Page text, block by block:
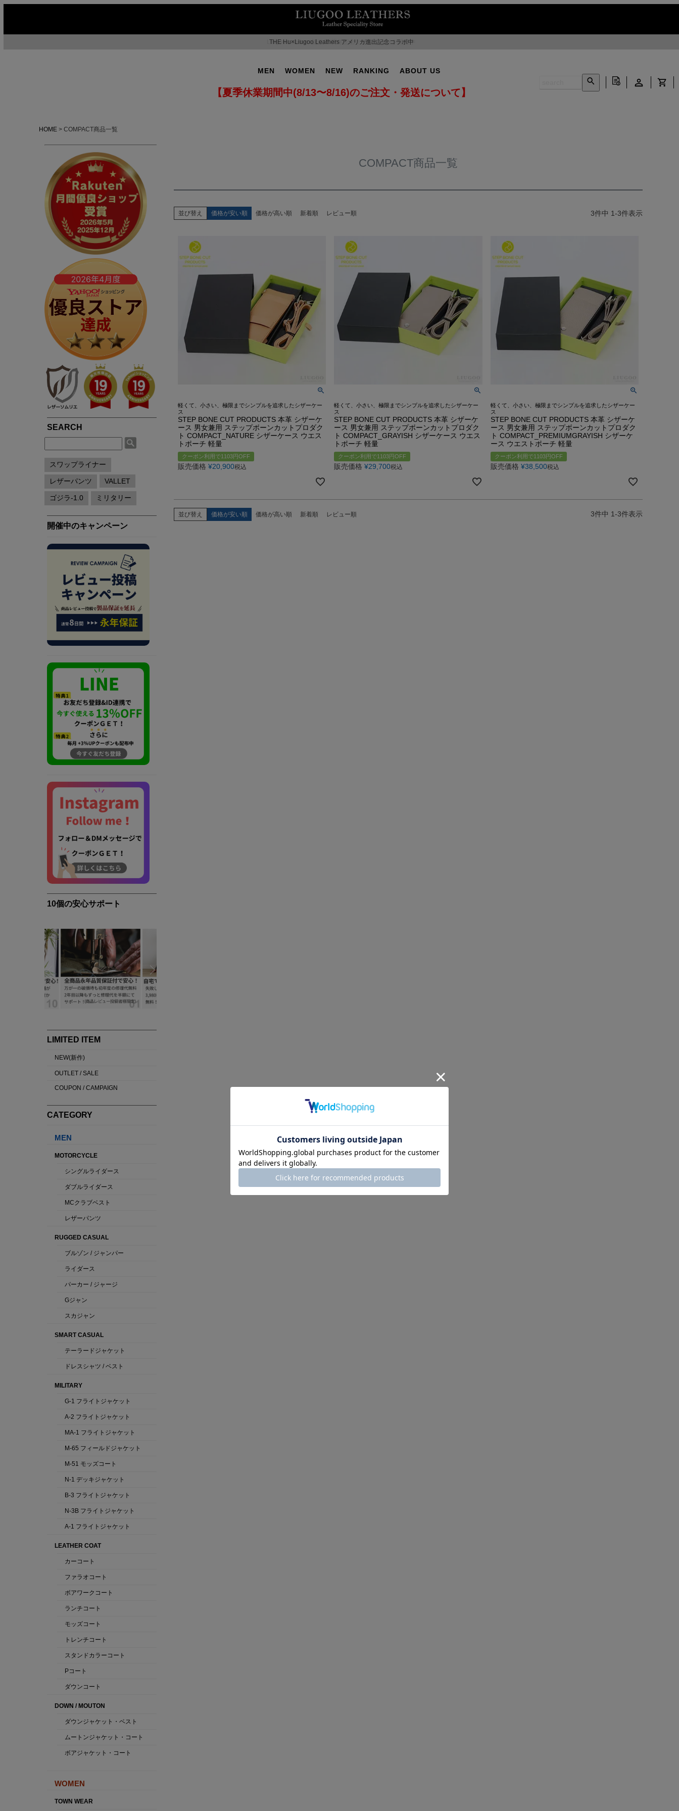
THE Hu×Liugoo Leathers アメリカ進出記念コラボ中
MEN
今季イチオシ
MOTORCYCLE ▶
春夏専用ライダース
シングルライダース
ダブルライダース
MCクラブベスト
レザーパンツ
LEATHER GOODS ▶
レザーインテリア
レザーエプロン
レザーベルト
HOT No.1
RUGGED CASUAL ▶
パーカー / ジャージ
スカジャン
SMART CASUAL ▶
テーラードジャケット
ドレスシャツ / ベスト
HOT No.2
M-65 フィールドジャケット
M-51 モッズコート
N-1 デッキジャケット
B-3 フライトジャケット
N-3B フライトジャケット
A-1 フライトジャケット
ファラオコート
ランチコート
トレンチコート
スタンドカラーコート
RSSサカキハラ公認-ロックンロールライダー-
LIUGOO LEATHERS×56TATTOO STUDIO
LIUGOO tokyo×オトコフクDX
ドラマ-24JAPAN 主演衣装採用モデル
ANA WINGSパイロット訓練生ユニフォーム
LIUGOO LEATHERS×THE Hu米国進出記念
配布中のクーポン▶
レビュー投稿キャンペーン▶
5つの安心サービス
WOMEN
TOWN WEAR ▶
ライダース
ブルゾン
レザーコート
MOTORCYCLE ▶
シングルライダース クッションカバー
ティッシュカバー
ムートンラグ
バッグ・ポーチ
ウォレット
ANA WINGSパイロット訓練生ユニフォーム
LIUGOO LEATHERS×THE Hu米国進出記念
LEATHER CARE ▶
OUTLET・SALE ▶
配布中のクーポン▶
レビュー投稿キャンペーン▶
NEW RANKING ABOUT US
ABOUT US ▶
LIUGOOとは?
LIUGOOのミッション・ビジョン
皮革衣料にこだわる理由
高品質・低価格を実現できている理由
品質・安全管理体制の構築
サスティナビリティ
途上国生産を通じての社会貢献
著名人や大企業も認める品質の高さ
楽天ショップレビュー4.83点の高評価
SERVICE ▶
永年品質保証制度
永年品質保証制度の申請
3,980円以上で送料無料
返品送料も無料！自宅で試着
平日14時まで当日出荷
カスタマイズできるお店のご案内
サイズ選びサポート
再入荷案内/受注生産
24時間365日-AIチャットサポート
レビュー総数20万件突破！
ご購入後アンケートキャンペーン
MEDIA-映画/ドラマ/TV
INSTAGRAM
STAFF BLOG
YOUTUBE
DEALER -取り扱い店-
FAQ・お問い合わせ
【夏季休業期間中(8/13〜8/16)のご注文・発送について】
HOME COMPACT商品一覧
COMPACT商品一覧
並び替え 価格が安い順 価格が高い順 新着順 レビュー順 3件中 1-3件表示
軽くて、小さい、極限までシンプルを追求したシザーケー
ス
STEP BONE CUT PRODUCTS 本革 シザーケ
ース 男女兼用 ステップボーンカットプロダク
ト COMPACT_NATURE シザーケース ウエス
トポーチ 軽量
クーポン利用で1103円OFF
販売価格 ¥20,900税込
軽くて、小さい、極限までシンプルを追求したシザーケー
ス
STEP BONE CUT PRODUCTS 本革 シザーケ
ース 男女兼用 ステップボーンカットプロダク
ト COMPACT_GRAYISH シザーケース ウエス
トポーチ 軽量
クーポン利用で1103円OFF
販売価格 ¥29,700税込
軽くて、小さい、極限までシンプルを追求したシザーケー
ス
STEP BONE CUT PRODUCTS 本革 シザーケ
ース 男女兼用 ステップボーンカットプロダク
ト COMPACT_PREMIUMGRAYISH シザーケ
ース ウエストポーチ 軽量
クーポン利用で1103円OFF
販売価格 ¥38,500税込
並び替え 価格が安い順 価格が高い順 新着順 レビュー順 3件中 1-3件表示